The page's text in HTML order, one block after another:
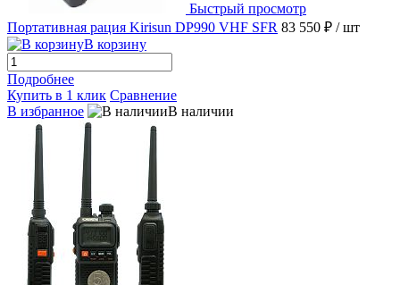
Быстрый просмотр
Портативная рация Kirisun DP990 VHF SFR 83 550 ₽ / шт
В корзину
Подробнее
Купить в 1 клик Сравнение
В избранное
В наличии